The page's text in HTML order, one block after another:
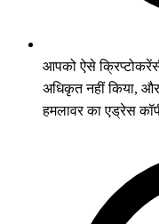
आपको ऐसे
अधिकृत नहीं किया,
हमलावर का एड्रेस